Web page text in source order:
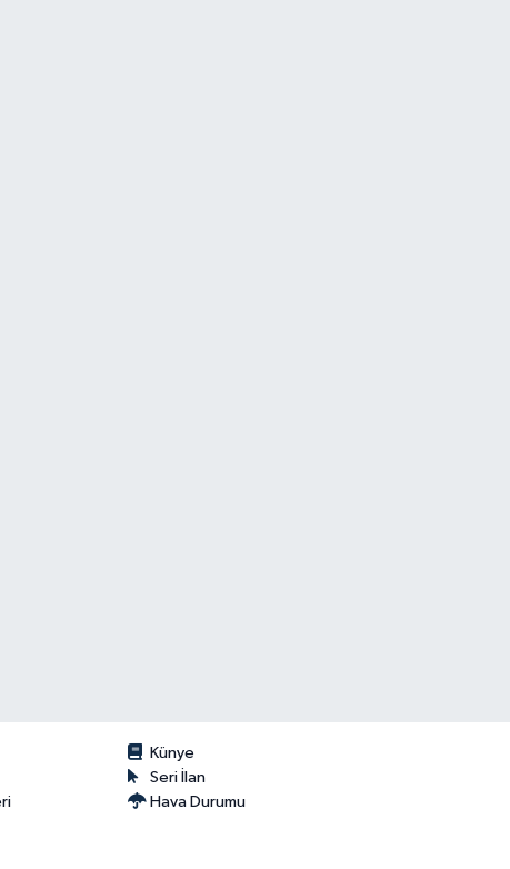
Künye
Seri İlan
Hava Durumu